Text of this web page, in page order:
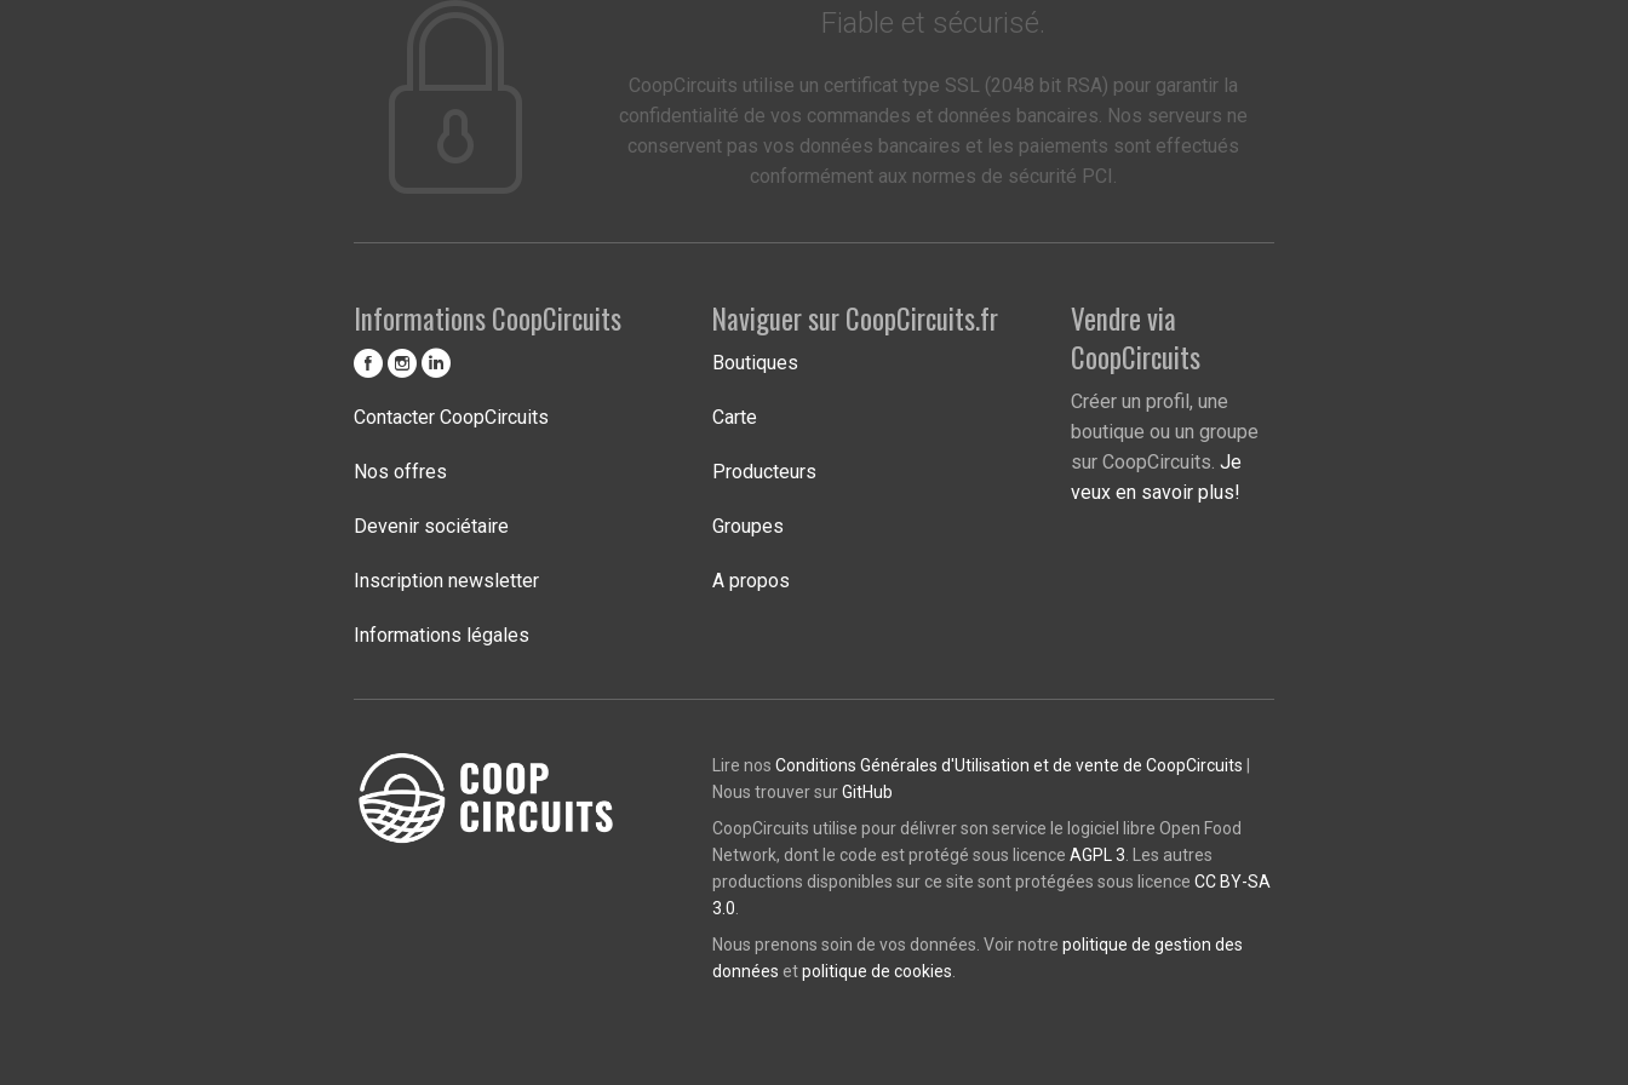
Fiable et sécurisé.
CoopCircuits utilise un certificat type SSL (2048 bit RSA) pour garantir la
confidentialité de vos commandes et données bancaires. Nos serveurs ne
conservent pas vos données bancaires et les paiements sont effectués
conformément aux normes de sécurité PCI.
Informations CoopCircuits
Contacter CoopCircuits
Nos offres
Devenir sociétaire
Inscription newsletter
Informations légales
Naviguer sur CoopCircuits.fr
Boutiques
Carte
Producteurs
Groupes
A propos
Vendre via
CoopCircuits
Créer un profil, une
boutique ou un groupe
sur CoopCircuits.Je
veux en savoir plus!
Lire nosConditions Générales d'Utilisation et de vente de CoopCircuits
Nous trouver surGitHub
CoopCircuits utilise pour délivrer son service le logiciel libre Open Food
Network, dont le code est protégé sous licenceAGPL 3 . Les autres
productions disponibles sur ce site sont protégées sous licenceCC BY-SA
3.0
Nous prenons soin de vos données. Voir notrepolitique de gestion des
données etpolitique de cookies